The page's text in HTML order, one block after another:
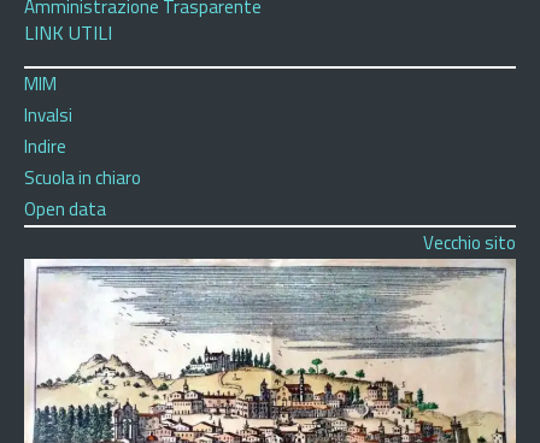
Amministrazione Trasparente
LINK UTILI
MIM
Invalsi
Indire
Scuola in chiaro
Open data
Vecchio sito